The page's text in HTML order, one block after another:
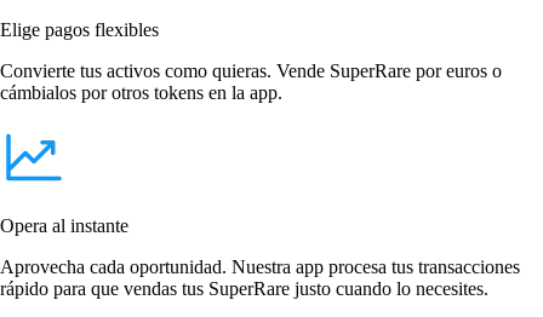
Elige pagos flexibles
Convierte tus activos como quieras. Vende SuperRare por euros o
cámbialos por otros tokens en la app.
Opera al instante
Aprovecha cada oportunidad. Nuestra app procesa tus transacciones
rápido para que vendas tus SuperRare justo cuando lo necesites.